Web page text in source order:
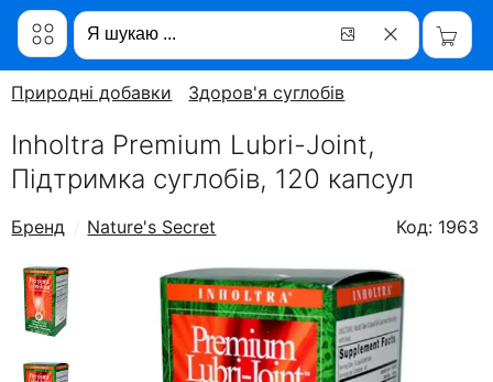
Природні добавки Здоров'я суглобів
Inholtra Premium Lubri-Joint,
Підтримка суглобів, 120 капсул
Бренд Nature's Secret Код: 1963